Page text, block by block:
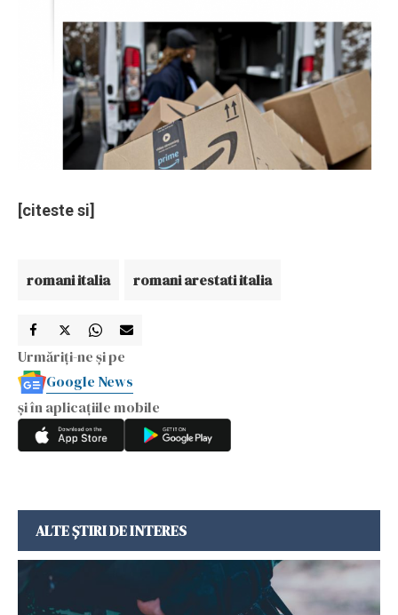
[citeste si]
romani italia romani arestati italia
Urmăriți-ne și pe
Google News
și în aplicațiile mobile
ALTE ȘTIRI DE INTERES